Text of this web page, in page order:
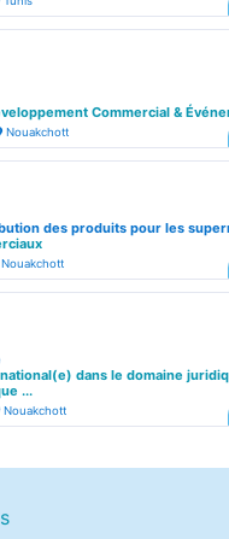
Commercial &
Nouakchott
des produits pour les
Nouakchott
dans le domaine
...
Nouakchott